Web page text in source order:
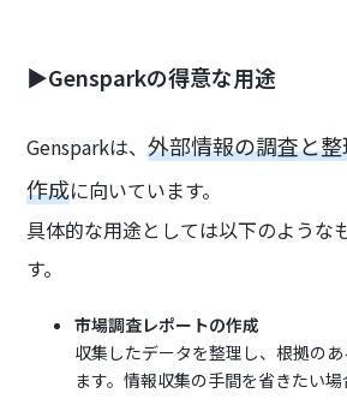
▶Gensparkの得意な用途
Gensparkは、外部情報の調査と
作成に向いています。
具体的な用途としては以下のような
す。
市場調査レポートの作成
収集したデータを整理し、根拠の
ます。情報収集の手間を省きたい場